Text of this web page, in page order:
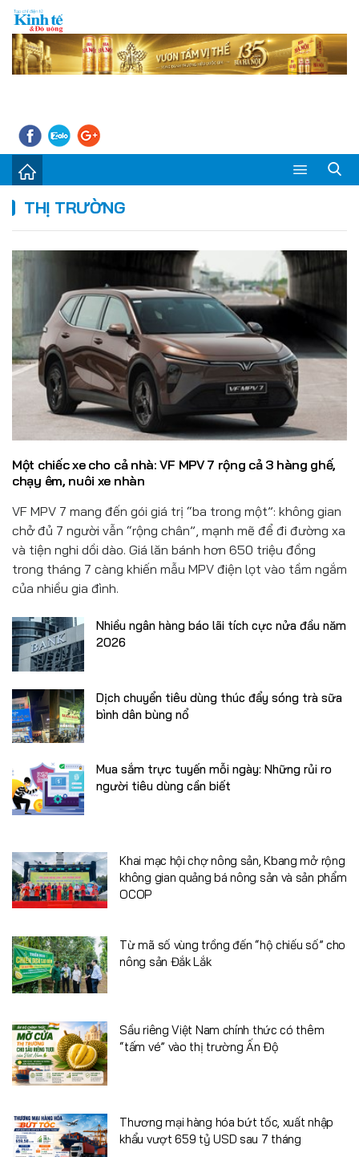
Kinh tế - Tiêu dùng
Đời sống
Thị trường
Doanh nghiệp – Doanh nhân
Đồ uống
Pháp luật
Multimedia
THỊ TRƯỜNG
Một chiếc xe cho cả nhà: VF MPV 7 rộng cả 3 hàng ghế,
chạy êm, nuôi xe nhàn
VF MPV 7 mang đến gói giá trị “ba trong một”: không gian
chở đủ 7 người vẫn “rộng chân”, mạnh mẽ để đi đường xa
và tiện nghi dồi dào. Giá lăn bánh hơn 650 triệu đồng
trong tháng 7 càng khiến mẫu MPV điện lọt vào tầm ngắm
của nhiều gia đình.
Nhiều ngân hàng báo lãi tích cực nửa đầu năm
2026
Dịch chuyển tiêu dùng thúc đẩy sóng trà sữa
bình dân bùng nổ
Mua sắm trực tuyến mỗi ngày: Những rủi ro
người tiêu dùng cần biết
Khai mạc hội chợ nông sản, Kbang mở rộng
không gian quảng bá nông sản và sản phẩm
OCOP
Từ mã số vùng trồng đến “hộ chiếu số” cho
nông sản Đắk Lắk
Sầu riêng Việt Nam chính thức có thêm
“tấm vé” vào thị trường Ấn Độ
Thương mại hàng hóa bứt tốc, xuất nhập
khẩu vượt 659 tỷ USD sau 7 tháng